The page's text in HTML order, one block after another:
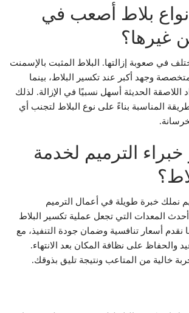
بلاط أصعب في
غيرها؟
في صعوبة إزالتها. البلاط المثبت بالإسمنت
وجهد أكبر عند تكسير البلاط، بينما
اللاصقة الحديثة أسهل نسبيًا في الإزالة. لذلك
المناسبة بناءً على نوع البلاط لتجنب أي
خبراء الترميم لخدمة
نملك خبرة طويلة في أعمال الترميم
المعدات التي تجعل عملية تكسير البلاط
نقدم أسعار تنافسية وضمان جودة التنفيذ، مع
والحفاظ على نظافة المكان بعد الانتهاء.
خالية من المتاعب ونتيجة تليق بذوقك.